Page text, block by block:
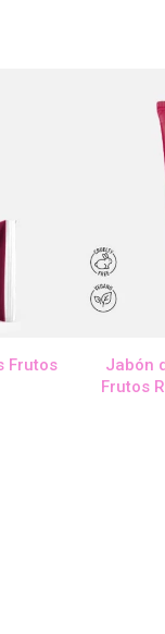
Frutos
Jabón
Frutos